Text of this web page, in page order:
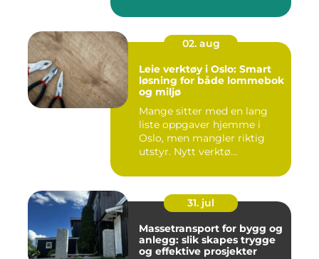
02. aug
Leie verktøy i Oslo: Smart
løsning for både lommebok
og miljø
Mange sitter med en lang
liste oppgaver hjemme i
Oslo, men mangler riktig
utstyr. Nytt verktø...
31. jul
Massetransport for bygg og
anlegg: slik skapes trygge
og effektive prosjekter